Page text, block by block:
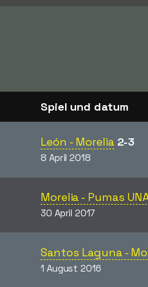
Spiel und datum
León - Morelia 2-3
8 April 2018
Morelia - Pumas
30 April 2017
Santos Laguna -
1 August 2016